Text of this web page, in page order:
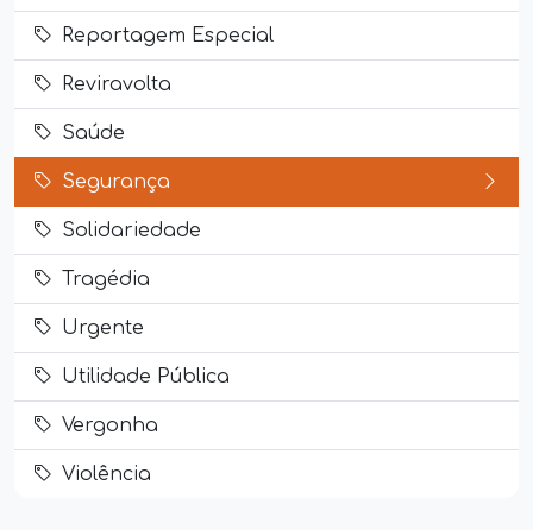
Reportagem Especial
Reviravolta
Saúde
Segurança
Solidariedade
Tragédia
Urgente
Utilidade Pública
Vergonha
Violência